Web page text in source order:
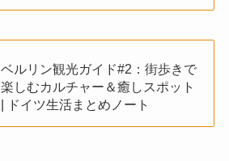
ベルリン観光ガイド#2：街歩きで
楽しむカルチャー＆癒しスポット
| ドイツ生活まとめノート